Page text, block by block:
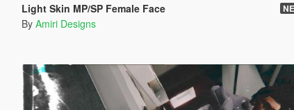
Light Skin MP/SP Female Face
By Amiri Designs